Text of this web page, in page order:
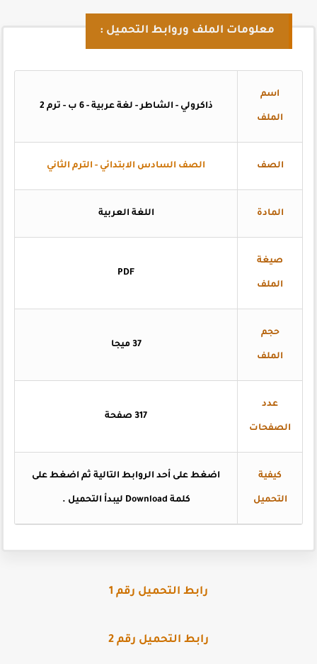
معلومات الملف وروابط التحميل :
اسم
الملف
ذاكرولي - الشاطر - لغة عربية - 6 ب - ترم 2
الصف الصف السادس الابتدائي - الترم الثاني
المادة اللغة العربية
صيغة
الملف
PDF
حجم
الملف
عدد
الصفحات
كيفية
التحميل
اضغط على أحد الروابط التالية ثم اضغط على
كلمة Download ليبدأ التحميل .
رابط التحميل رقم 1
رابط التحميل رقم 2